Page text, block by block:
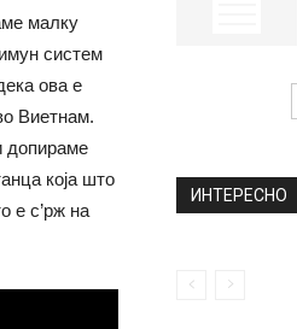
малку
систем
ова е
Виетнам.
допираме
која што
е с’рж на
ИНТЕРЕСНО